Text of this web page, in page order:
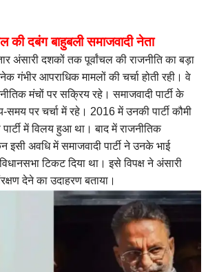
की दबंग बाहुबली समाजवादी नेता
अंसारी दशकों तक पूर्वांचल की राजनीति का बड़ा
गंभीर आपराधिक मामलों की चर्चा होती रही। वे
मंचों पर सक्रिय रहे। समाजवादी पार्टी के
पर चर्चा में रहे। 2016 में उनकी पार्टी कौमी
में विलय हुआ था। बाद में राजनीतिक
इसी अवधि में समाजवादी पार्टी ने उनके भाई
टिकट दिया था। इसे विपक्ष ने अंसारी
देने का उदाहरण बताया।